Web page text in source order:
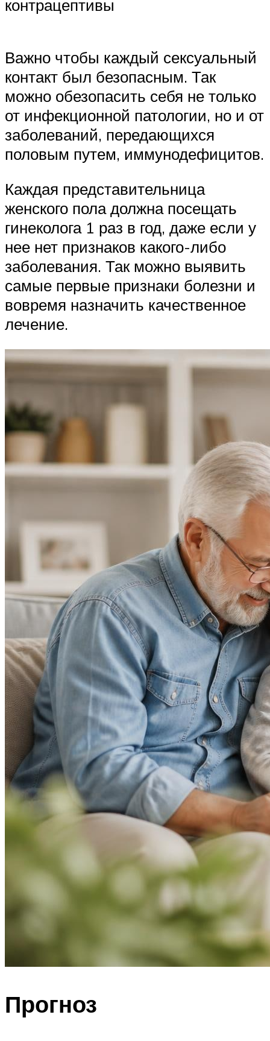
контрацептивы
Важно чтобы каждый сексуальный
контакт был безопасным. Так
можно обезопасить себя не только
от инфекционной патологии, но и от
заболеваний, передающихся
половым путем, иммунодефицитов.
Каждая представительница
женского пола должна посещать
гинеколога 1 раз в год, даже если у
нее нет признаков какого-либо
заболевания. Так можно выявить
самые первые признаки болезни и
вовремя назначить качественное
лечение.
Прогноз